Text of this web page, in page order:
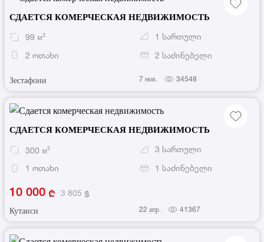
СДАЕТСЯ КОМЕРЧЕСКАЯ НЕДВИЖИМОСТЬ
99 м² 1 სართული
2 ოთახი 2 საძინებელი
Зестафони 7 ноя. 34548
СДАЕТСЯ КОМЕРЧЕСКАЯ НЕДВИЖИМОСТЬ
300 м² 3 სართული
1 ოთახი 1 საძინებელი
10 000
3 805
Кутаиси
22 апр. 41367